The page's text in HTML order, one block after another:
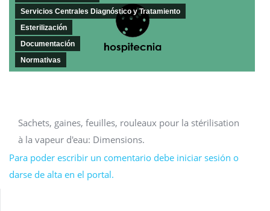
Servicios Centrales Diagnóstico y Tratamiento
Esterilización
Documentación
Normativas
Sachets, gaines, feuilles, rouleaux pour la stérilisation
à la vapeur d'eau: Dimensions.
Para poder escribir un comentario debe iniciar sesión o
darse de alta en el portal.